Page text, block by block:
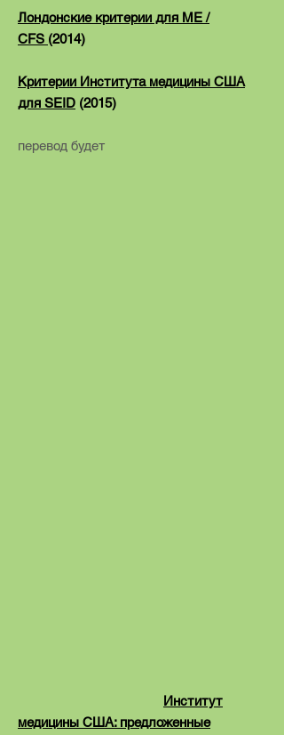
Лондонские критерии для ME /
CFS (2014)
Критерии Института медицины США
для SEID (2015)
перевод будет
Институт
медицины США: предложенные